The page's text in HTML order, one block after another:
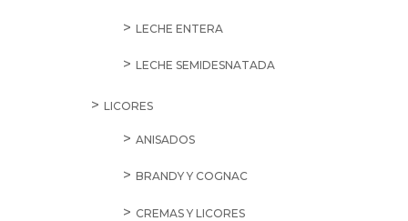
LECHE ENTERA
LECHE SEMIDESNATADA
LICORES
ANISADOS
BRANDY Y COGNAC
CREMAS Y LICORES